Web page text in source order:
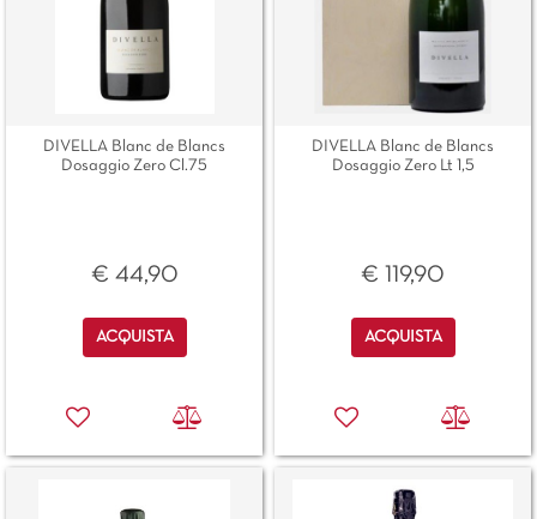
DIVELLA Blanc de Blancs
Dosaggio Zero Cl.75
€ 44,90
Quantità
ACQUISTA
DIVELLA Blanc de Blancs
Dosaggio Zero Lt 1,5
€ 119,90
Quantità
ACQUISTA